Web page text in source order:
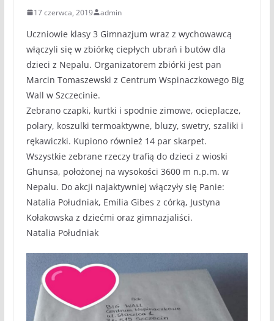
17 czerwca, 2019 admin
Uczniowie klasy 3 Gimnazjum wraz z wychowawcą
włączyli się w zbiórkę ciepłych ubrań i butów dla
dzieci z Nepalu. Organizatorem zbiórki jest pan
Marcin Tomaszewski z Centrum Wspinaczkowego Big
Wall w Szczecinie.
Zebrano czapki, kurtki i spodnie zimowe, ocieplacze,
polary, koszulki termoaktywne, bluzy, swetry, szaliki i
rękawiczki. Kupiono również 14 par skarpet.
Wszystkie zebrane rzeczy trafią do dzieci z wioski
Ghunsa, położonej na wysokości 3600 m n.p.m. w
Nepalu. Do akcji najaktywniej włączyły się Panie:
Natalia Południak, Emilia Gibes z córką, Justyna
Kołakowska z dziećmi oraz gimnazjaliści.
Natalia Południak